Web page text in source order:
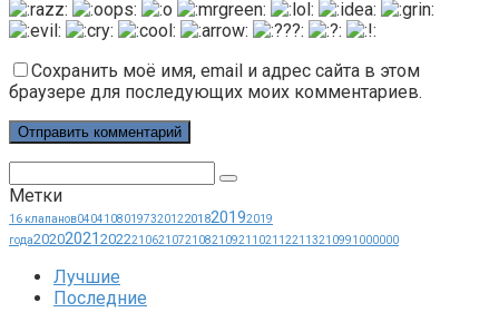
Сохранить моё имя, email и адрес сайта в этом
браузере для последующих моих комментариев.
Метки
16 клапанов0404108019732012201820192019
года20202021 20222106210721082109211021122113210991000000
Лучшие
Последние